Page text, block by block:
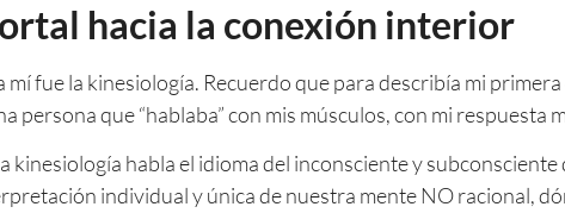
hacia la conexión interior
fue la kinesiología. Recuerdo que para describía mi
persona que “hablaba” con mis músculos, con mi respuesta
kinesiología habla el idioma del inconsciente y
individual y única de nuestra mente NO racional,